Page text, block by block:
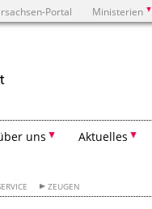
Portal Ministerien
uns Aktuelles
ZEUGEN